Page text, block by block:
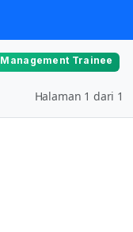
Management Trainee
Halaman 1 dari 1